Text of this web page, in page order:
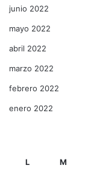
junio 2022
mayo 2022
abril 2022
marzo 2022
febrero 2022
enero 2022
L M